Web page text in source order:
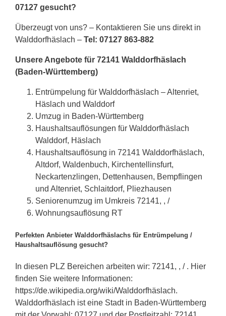
07127 gesucht?
Überzeugt von uns? – Kontaktieren Sie uns direkt in
Walddorfhäslach – Tel: 07127 863-882
Unsere Angebote für 72141 Walddorfhäslach
(Baden-Württemberg)
Entrümpelung für Walddorfhäslach – Altenriet,
Häslach und Walddorf
Umzug in Baden-Württemberg
Haushaltsauflösungen für Walddorfhäslach
Walddorf, Häslach
Haushaltsauflösung in 72141 Walddorfhäslach,
Altdorf, Waldenbuch, Kirchentellinsfurt,
Neckartenzlingen, Dettenhausen, Bempflingen
und Altenriet, Schlaitdorf, Pliezhausen
Seniorenumzug im Umkreis 72141, , /
Wohnungsauflösung RT
Perfekten Anbieter Walddorfhäslachs für Entrümpelung /
Haushaltsauflösung gesucht?
In diesen PLZ Bereichen arbeiten wir: 72141, , / . Hier
finden Sie weitere Informationen:
https://de.wikipedia.org/wiki/Walddorfhäslach.
Walddorfhäslach ist eine Stadt in Baden-Württemberg